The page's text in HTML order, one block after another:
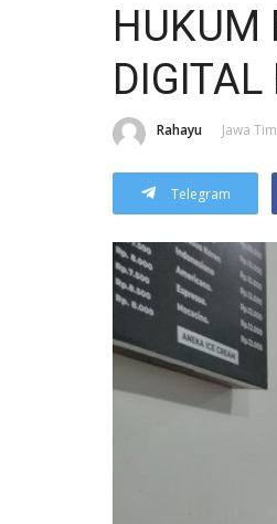
HUKUM
Rahayu Jawa
Telegram